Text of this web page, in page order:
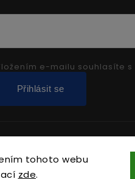
tohoto webu
zde.
e-mailu souhlasíte s
Přihlásit se